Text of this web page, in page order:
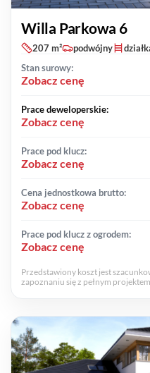
Willa Parkowa 6
207 m² podwójny
Stan surowy:
Zobacz cenę
Prace deweloperskie:
Zobacz cenę
Prace pod klucz:
Zobacz cenę
Cena jednostkowa brutto:
Zobacz cenę
Prace pod klucz z ogrodem:
Zobacz cenę
Przedstawiony koszt jest
zapoznaniu się z pełnym